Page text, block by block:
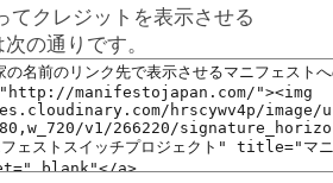
てクレジットを表示させる
の通りです。